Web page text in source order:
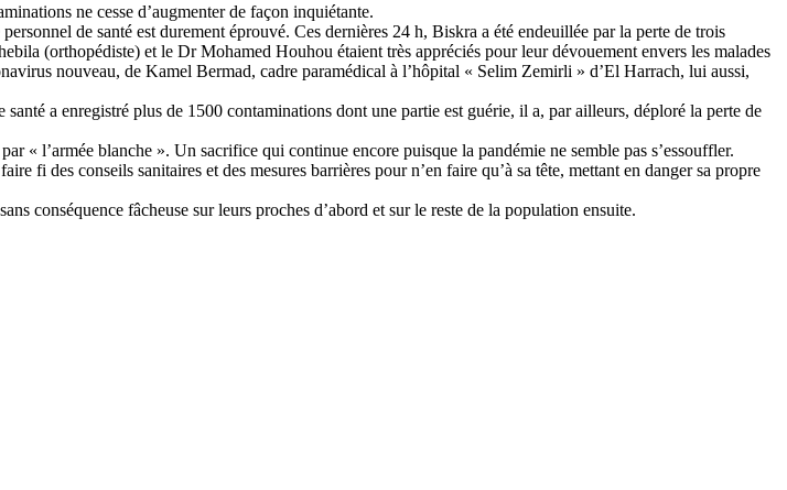
ne cesse d’augmenter de façon inquiétante.
de santé est durement éprouvé. Ces dernières 24 h, Biskra a été endeuillée par la perte de trois
(orthopédiste) et le Dr Mohamed Houhou étaient très appréciés pour leur dévouement envers les malades
nouveau, de Kamel Bermad, cadre paramédical à l’hôpital « Selim Zemirli » d’El Harrach, lui aussi,
a enregistré plus de 1500 contaminations dont une partie est guérie, il a, par ailleurs, déploré la perte de
« l’armée blanche ». Un sacrifice qui continue encore puisque la pandémie ne semble pas s’essouffler.
fi des conseils sanitaires et des mesures barrières pour n’en faire qu’à sa tête, mettant en danger sa propre
conséquence fâcheuse sur leurs proches d’abord et sur le reste de la population ensuite.